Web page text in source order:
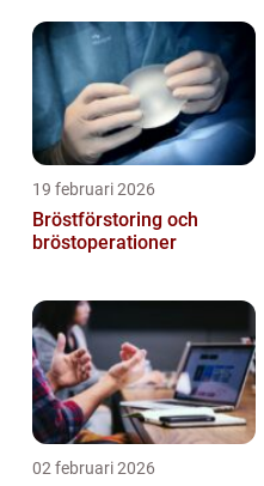
19 februari 2026
Bröstförstoring och
bröstoperationer
02 februari 2026